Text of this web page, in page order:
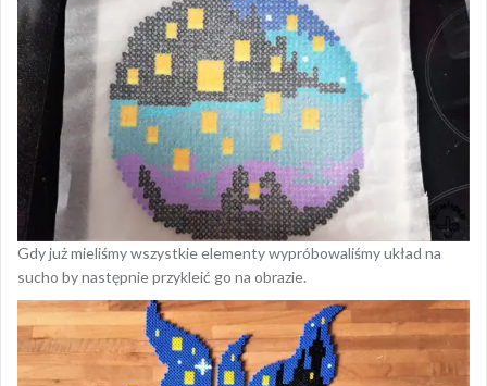
Gdy już mieliśmy wszystkie elementy wypróbowaliśmy układ na
sucho by następnie przykleić go na obrazie.